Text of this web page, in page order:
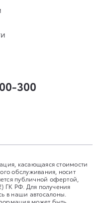
300
касающаяся стоимости
обслуживания, носит
публичной офертой,
ГК РФ. Для получения
наши автосалоны.
может быть